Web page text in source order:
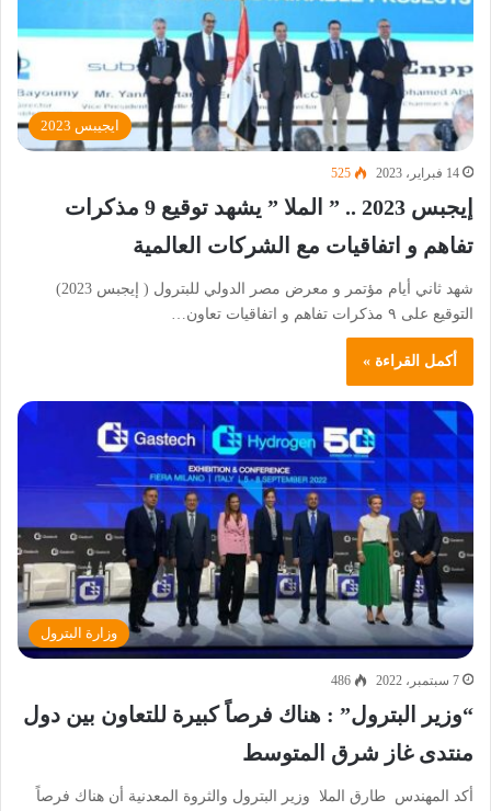
ايجيبس 2023
14 فبراير، 2023 525
إيجبس 2023 .. ” الملا ” يشهد توقيع 9 مذكرات
تفاهم و اتفاقيات مع الشركات العالمية
شهد ثاني أيام مؤتمر و معرض مصر الدولي للبترول ( إيجبس 2023)
التوقيع على ٩ مذكرات تفاهم و اتفاقيات تعاون…
أكمل القراءة »
وزارة البترول
7 سبتمبر، 2022 486
“وزير البترول” : هناك فرصاً كبيرة للتعاون بين دول
منتدى غاز شرق المتوسط
أكد المهندس طارق الملا وزير البترول والثروة المعدنية أن هناك فرصاً